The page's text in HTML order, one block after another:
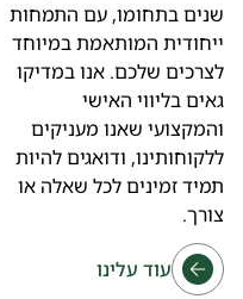
שנים בתחומו, עם התמחות
ייחודית המותאמת במיוחד
לצרכים שלכם. אנו במדיקו
גאים בליווי האישי
והמקצועי שאנו מעניקים
ללקוחותינו, ודואגים להיות
תמיד זמינים לכל שאלה או
צורך.
עוד עלינו